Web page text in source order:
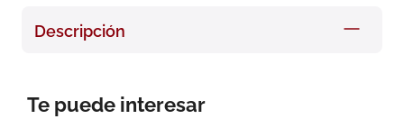
Descripción
Te puede interesar
7. isdin
pañales